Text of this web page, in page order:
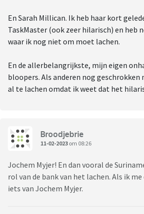
En Sarah Millican. Ik heb haar kort
TaskMaster (ook zeer hilarisch) en heb
waar ik nog niet om moet lachen.
En de allerbelangrijkste, mijn eigen
bloopers. Als anderen nog geschrokken
al te lachen omdat ik weet dat het
Broodjebrie
11-02-2023 om 08:26
Jochem Myjer! En dan vooral de
rol van de bank van het lachen. Als ik
iets van Jochem Myjer.